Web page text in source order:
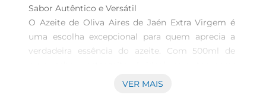
Sabor Autêntico e Versátil
O Azeite de Oliva Aires de Jaén Extra Virgem é
uma escolha excepcional para quem aprecia a
verdadeira essência do azeite. Com 500ml de
saladas, realçar pratos de carnes e peixes, ou até
VER MAIS